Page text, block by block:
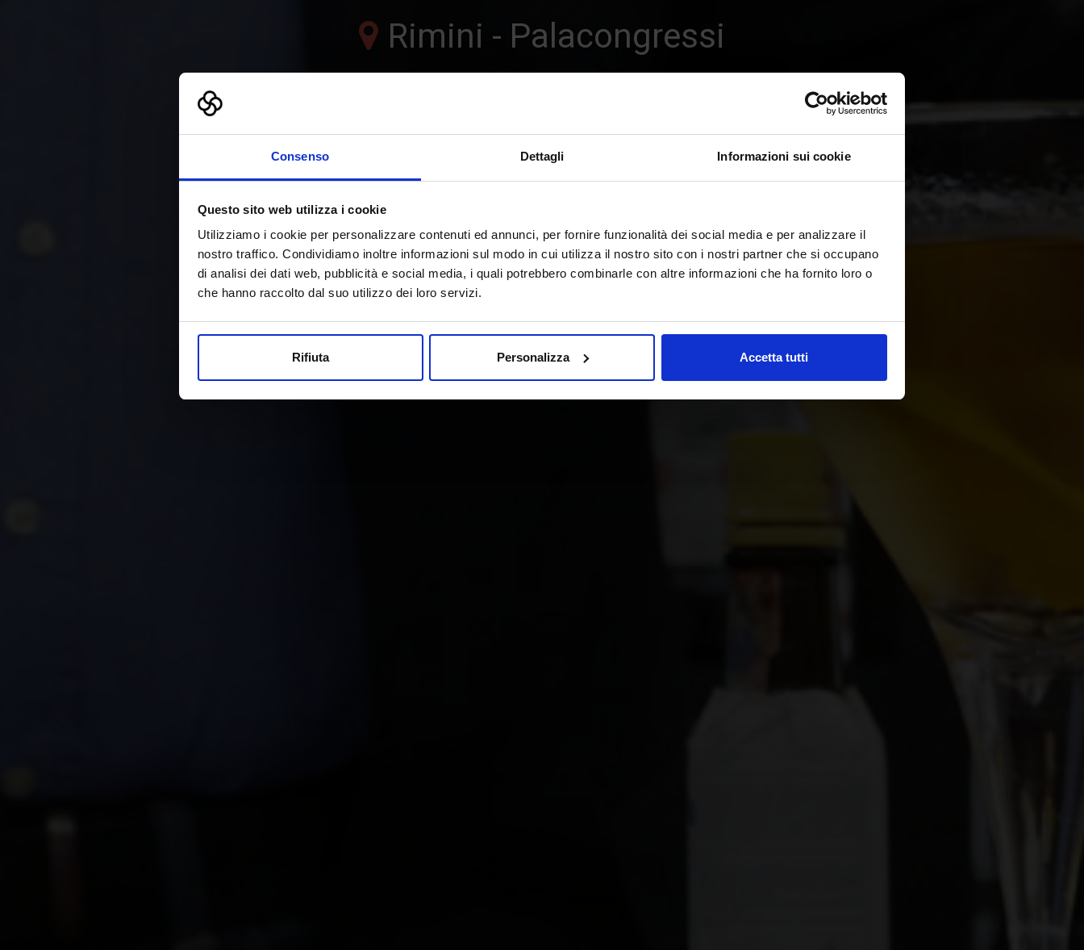
Consenso Dettagli Informazioni sui cookie
Questo sito web utilizza i cookie
Utilizziamo i cookie per personalizzare contenuti ed annunci, per fornire funzionalità dei social media e per analizzare il
nostro traffico. Condividiamo inoltre informazioni sul modo in cui utilizza il nostro sito con i nostri partner che si occupano
di analisi dei dati web, pubblicità e social media, i quali potrebbero combinarle con altre informazioni che ha fornito loro o
che hanno raccolto dal suo utilizzo dei loro servizi.
Rifiuta Personalizza Accetta tutti
Rimini - Palacongressi
BARITALIA HUB
L’evento professionale per chi ha il bar nel DNA